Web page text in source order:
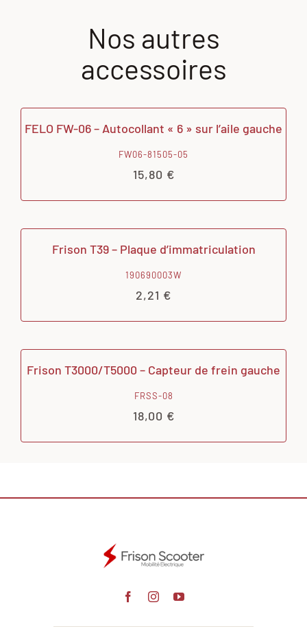
Nos autres
accessoires
FELO FW-06 – Autocollant « 6 » sur l’aile gauche
FW06-81505-05
15,80 €
Frison T39 – Plaque d’immatriculation
190690003W
2,21 €
Frison T3000/T5000 – Capteur de frein gauche
FRSS-08
18,00 €